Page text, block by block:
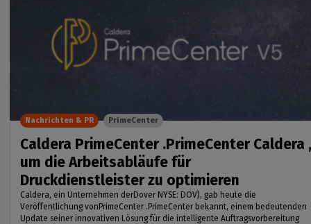
Caldera PrimeCenter .PrimeCenter Caldera ,
um die Arbeitsabläufe für
Druckdienstleister zu optimieren
Caldera, ein Unternehmen derDover NYSE: DOV), gab heute die
Veröffentlichung vonPrimeCenter .PrimeCenter bekannt, einem bedeutenden
Update seiner innovativen Lösung für die intelligente Auftragsvorbereitung
Nachrichten & PR PrimeCenter